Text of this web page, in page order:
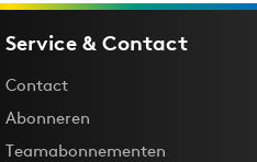
Service & Contact
Contact
Abonneren
Teamabonnementen